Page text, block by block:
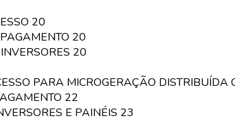
20
20
20
PARA MICROGERAÇÃO
22
E PAINÉIS 23